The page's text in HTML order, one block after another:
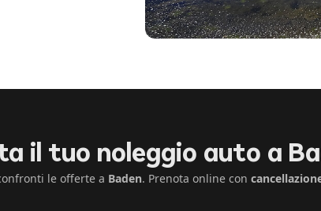
il tuo noleggio auto a
le offerte a Baden. Prenota online con